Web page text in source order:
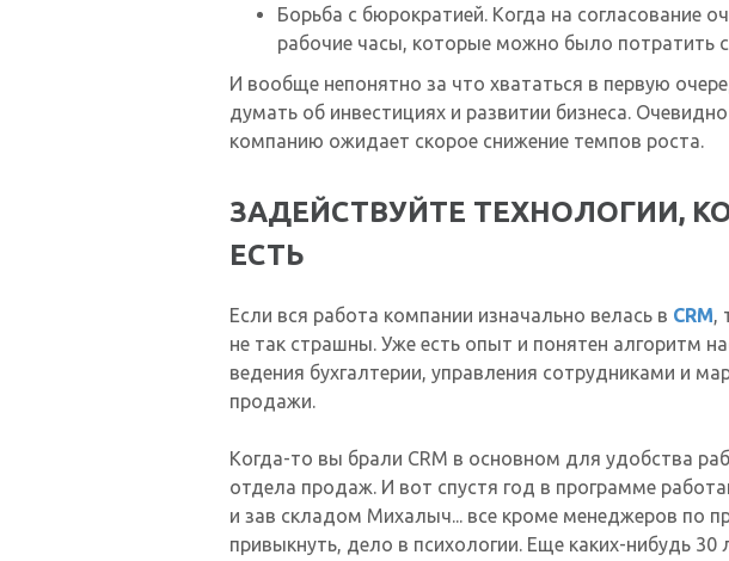
Борьба с бюрократией. Когда на согласование
рабочие часы, которые можно было потратить
И вообще непонятно за что хвататься в первую
думать об инвестициях и развитии бизнеса.
компанию ожидает скорое снижение темпов роста.
ЗАДЕЙСТВУЙТЕ ТЕХНОЛОГИИ,
ЕСТЬ
Если вся работа компании изначально велась в CRM,
не так страшны. Уже есть опыт и понятен алгоритм
ведения бухгалтерии, управления сотрудниками и
продажи.
Когда-то вы брали CRM в основном для удобства
отдела продаж. И вот спустя год в программе
и зав складом Михалыч... все кроме менеджеров по
привыкнуть, дело в психологии. Еще каких-нибудь